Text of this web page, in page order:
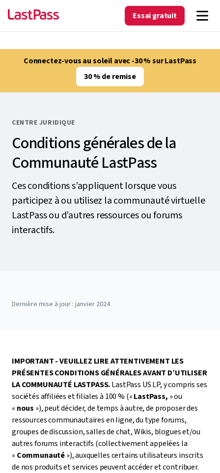
Essai gratuit
Connectez-vous au soleil avec -30 % sur LastPass
30 % de remise
CENTRE JURIDIQUE
Conditions générales de la
Communauté LastPass
Ces conditions s’appliquent lorsque vous
participez à ou utilisez la communauté virtuelle
LastPass ou d’autres ressources ou forums
interactifs.
Dernière mise à jour : janvier 2024
IMPORTANT - VEUILLEZ LIRE ATTENTIVEMENT LES
PRÉSENTES CONDITIONS GÉNÉRALES AVANT D’UTILISER
LA COMMUNAUTÉ LASTPASS.LastPass US LP, y compris ses
sociétés affiliées et filiales à 100 % («LastPass, » ou
« nous »), peut décider, de temps à autre, de proposer des
ressources communautaires en ligne, du type forums,
groupes de discussion, salles de chat, Wikis, blogues et/ou
autres forums interactifs (collectivement appelées la
« Communauté»), auxquelles certains utilisateurs inscrits
de nos produits et services peuvent accéder et contribuer.